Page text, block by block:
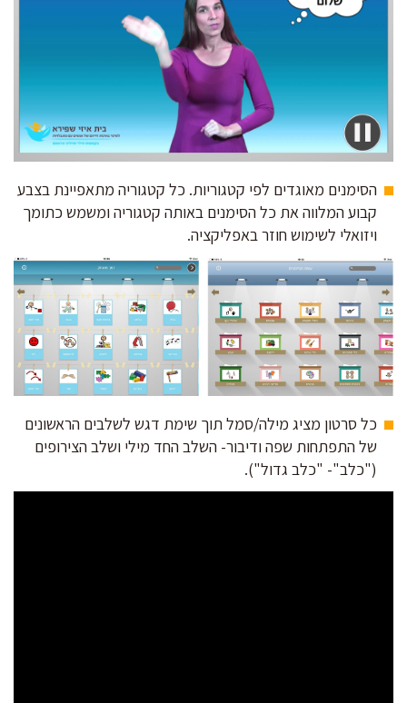
הסימנים מאוגדים לפי קטגוריות. כל קטגוריה מתאפיינת בצבע
קבוע המלווה את כל הסימנים באותה קטגוריה ומשמש כתומך
ויזואלי לשימוש חוזר באפליקציה.
כל סרטון מציג מילה/סמל תוך שימת דגש לשלבים הראשונים
של התפתחות שפה ודיבור- השלב החד מילי ושלב הצירופים
("כלב"- "כלב גדול").